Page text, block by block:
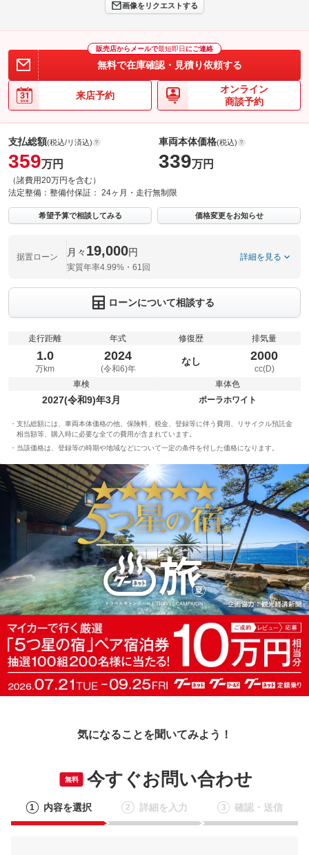
画像をリクエストする
販売店からメールで最短即日 にご連絡
無料で在庫確認・見積り依頼する
来店予約
オンライン
商談予約
支払総額(税込/リ済込)
359万円
（諸費用20万円を含む）
車両本体価格(税込)
339万円
法定整備： 整備付保証： 24ヶ月・走行無制限
希望予算で相談してみる 価格変更をお知らせ
据置ローン 月々 19,000円
実質年率4.99%・61回
詳細を見る
ローンについて相談する
走行距離
1.0
万km
年式
2024
(令和6)年
修復歴
なし
排気量
2000
cc(D)
車検
2027(令和9)年3月
車体色
ポーラホワイト
支払総額には、車両本体価格の他、保険料、税金、登録等に伴う費用、リサイクル預託金
相当額等、購入時に必要な全ての費用が含まれています。
当該価格は、登録等の時期や地域などについて一定の条件を付した価格になります。
気になることを聞いてみよう！
無料 今すぐお問い合わせ
1 内容を選択 2 詳細を入力 3 確認・送信